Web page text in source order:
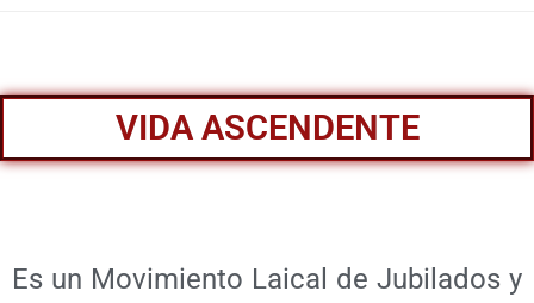
VIDA ASCENDENTE
Es un Movimiento Laical de Jubilados y